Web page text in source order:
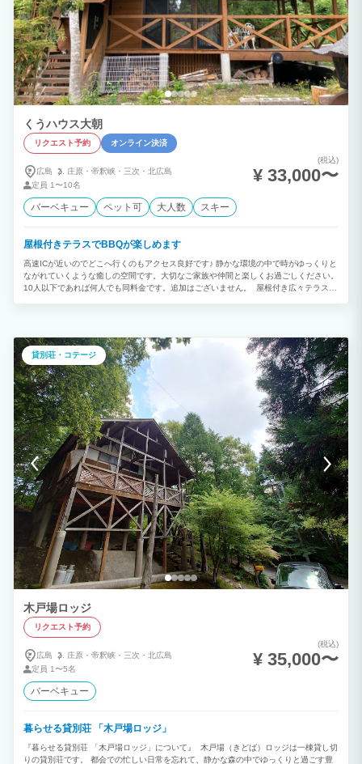
くうハウス大朝
リクエスト予約 オンライン決済
広島 庄原・ 帝釈峡・ 三次・ 北広島
定員 1〜10名
(税込)
¥ 33,000〜
バーベキュー ペット可 大人数 スキー
屋根付きテラスでBBQが楽しめます
高速ICが近いのでどこへ行くのもアクセス良好です♪ 静かな環境の中で時がゆっくりと
ながれていくような癒しの空間です。大切なご家族や仲間と楽しくお過ごしください。
10人以下であれば何人でも同料金です。追加はございません。 屋根付き広々テラスで
ります。シーツ代、清掃代はいただきません。ゴミは分別していただければこちらで処
分致します。 秋は紅葉がきれいで、冬はスキー合宿などに最適です♪ 水は山の地下水
を汲み上げており、ミネラルたっぷりの天然水です!お肌に優しく冬はお風呂につかる
としばらく体がポカポカします。 E-BIKEツアーで風を感じると気分爽快です！外国の
方も対応可能です。ご紹介します♪ 大朝のおいしい水とお米で作られた人気の地酒やワ
インをご紹介できます^^
貸別荘・コテージ
木戸場ロッジ
リクエスト予約
広島 庄原・ 帝釈峡・ 三次・ 北広島
定員 1〜5名
(税込)
¥ 35,000〜
バーベキュー
暮らせる貸別荘 「木戸場ロッジ」
『暮らせる貸別荘 「木戸場ロッジ」について』 木戸場（きどば）ロッジは一棟貸し切
りの貸別荘です。 都会での忙しい日常を忘れて、静かな森の中でゆっくりと過ごす豊